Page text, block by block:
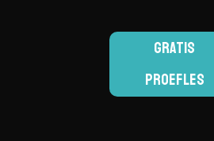
GRATIS
PROEFLES